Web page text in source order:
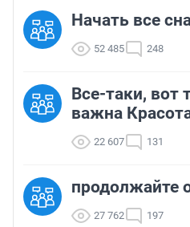
Начать все
52 485 248
Все-таки, вот
важна
22 607 131
продолжайте
27 762 197